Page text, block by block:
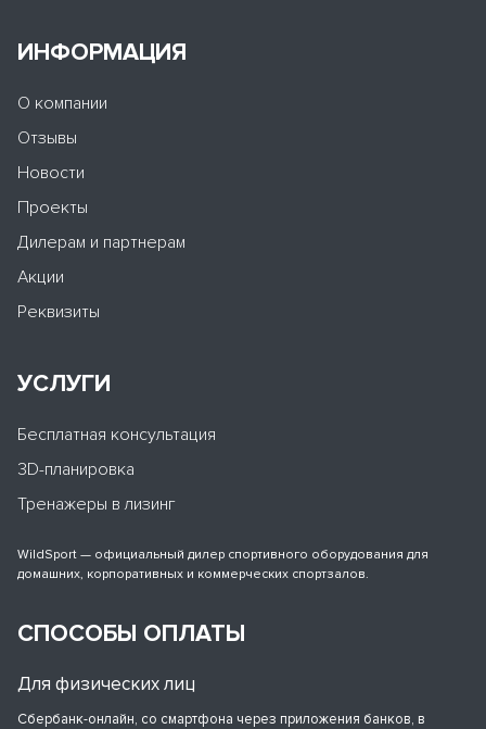
ИНФОРМАЦИЯ
О компании
Отзывы
Новости
Проекты
Дилерам и партнерам
Акции
Реквизиты
УСЛУГИ
Бесплатная консультация
3D-планировка
Тренажеры в лизинг
WildSport — официальный дилер спортивного оборудования для
домашних, корпоративных и коммерческих спортзалов.
СПОСОБЫ ОПЛАТЫ
Для физических лиц
Сбербанк-онлайн, со смартфона через приложения банков, в